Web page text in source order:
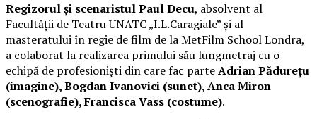
Regizorul și scenaristul Paul Decu, absolvent al
Facultății de Teatru UNATC „I.L.Caragiale” și al
masteratului în regie de film de la MetFilm School Londra,
a colaborat la realizarea primului său lungmetraj cu o
echipă de profesioniști din care fac parteAdrian Pădurețu
(imagine), Bogdan Ivanovici (sunet), Anca Miron
(scenografie), Francisca Vass (costume).